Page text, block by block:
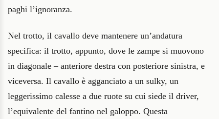
paghi l’ignoranza.
Nel trotto, il cavallo deve mantenere un’andatura
specifica: il trotto, appunto, dove le zampe si muovono
in diagonale – anteriore destra con posteriore sinistra, e
viceversa. Il cavallo è agganciato a un sulky, un
leggerissimo calesse a due ruote su cui siede il driver,
l’equivalente del fantino nel galoppo. Questa